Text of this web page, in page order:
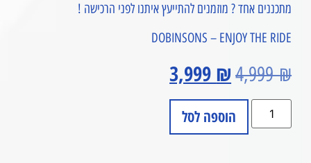
מתכננים אחד ? מוזמנים להתייעץ איתנו לפני הרכישה !
DOBINSONS – ENJOY THE RIDE
4,999₪
3,999 ₪
הוספה לסל